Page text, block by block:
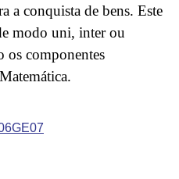
a conquista de bens. Este
modo uni, inter ou
os componentes